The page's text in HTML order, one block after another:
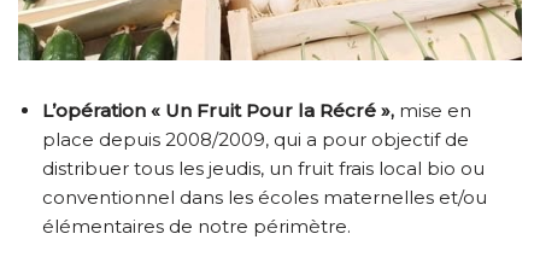
L’opération « Un Fruit Pour la Récré », mise en
place depuis 2008/2009, qui a pour objectif de
distribuer tous les jeudis, un fruit frais local bio ou
conventionnel dans les écoles maternelles et/ou
élémentaires de notre périmètre.